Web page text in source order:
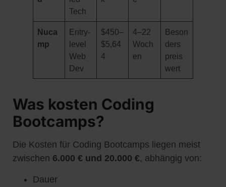
Tech
Nuca
mp
Entry-
level
Web
Dev
$450–
$5,64
4
4–22
Woch
en
Beson
ders
preis
wert
Was kosten Coding
Bootcamps?
Die Kosten für Coding Bootcamps liegen meist
zwischen 6.000 € und 20.000 €, abhängig von:
Dauer